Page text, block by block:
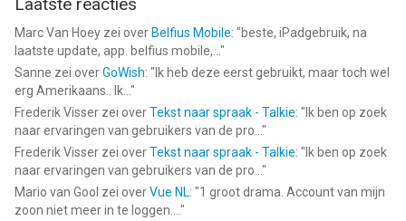
Club International Cup (nieuw format)
Zuid-Amerikaanse Champions Cup
Aziatische Super Champions Cup
Aziatische Champions Cup
Afrikaanse Champions Cup
Amerikaanse Champions Cup
Volg ons: https://www.facebook.com/playfootballleague
Ontdek ons: https://www.instagram.com/fl2024official/
Marc Van Hoey zei over Belfius Mobile: "beste, iPadgebruik, na
laatste update, app. belfius mobile,... "
Sanne zei overGoWish: " Ik heb deze eerst gebruikt, maar toch wel
erg Amerikaans.. Ik... "
Frederik Visser zei overTekst naar spraak - Talkie: " Ik ben op zoek
naar ervaringen van gebruikers van de pro... "
Frederik Visser zei overTekst naar spraak - Talkie: " Ik ben op zoek
naar ervaringen van gebruikers van de pro... "
Mario van Gool zei overVue NL: "1 groot drama. Account van mijn
zoon niet meer in te loggen.... "